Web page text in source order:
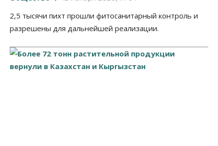
2,5 тысячи пихт прошли фитосанитарный контроль и
разрешены для дальнейшей реализации.